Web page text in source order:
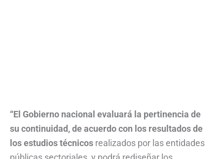
“El Gobierno nacional evaluará la pertinencia de
su continuidad, de acuerdo con los resultados de
los estudios técnicos realizados por las entidades